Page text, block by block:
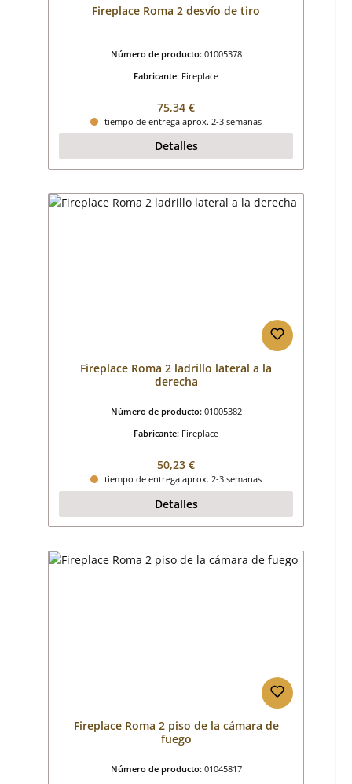
Fireplace Roma 2 desvío de tiro
Número de producto: 01005378
Fabricante: Fireplace
Precio normal:
75,34 €
tiempo de entrega aprox. 2-3 semanas
Detalles
Fireplace Roma 2 ladrillo lateral a la
derecha
Número de producto: 01005382
Fabricante: Fireplace
Precio normal:
50,23 €
tiempo de entrega aprox. 2-3 semanas
Detalles
Fireplace Roma 2 piso de la cámara de
fuego
Número de producto: 01045817